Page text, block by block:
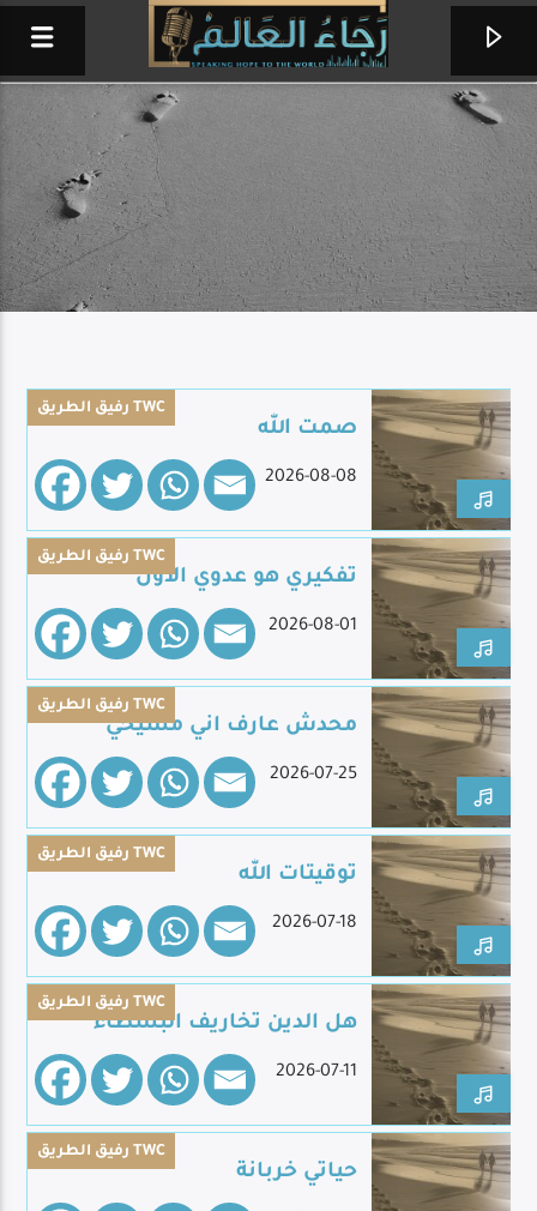
أقف بين الجموع
ثمار زنانيري
Live Broadcast
رفيق الطريق TWC
صمت الله
2026-08-08
رفيق الطريق TWC
تفكيري هو عدوي الأول
2026-08-01
رفيق الطريق TWC
محدش عارف اني مسيحي
2026-07-25
رفيق الطريق TWC
توقيتات الله
2026-07-18
رفيق الطريق TWC
هل الدين تخاريف البسطاء
2026-07-11
رفيق الطريق TWC
حياتي خربانة